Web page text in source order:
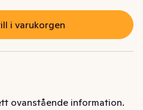
i varukorgen
ovanstående information.